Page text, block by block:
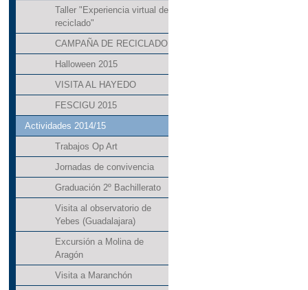
Taller "Experiencia virtual de
reciclado"
CAMPAÑA DE RECICLADO
Halloween 2015
VISITA AL HAYEDO
FESCIGU 2015
Actividades 2014/15
Trabajos Op Art
Jornadas de convivencia
Graduación 2º Bachillerato
Visita al observatorio de
Yebes (Guadalajara)
Excursión a Molina de
Aragón
Visita a Maranchón